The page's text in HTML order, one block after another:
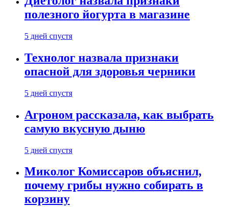
полезного йогурта в магазине
5 дней спустя
Технолог назвала признаки
опасной для здоровья черники
5 дней спустя
Агроном рассказала, как выбрать
самую вкусную дыню
5 дней спустя
Миколог Комиссаров объяснил,
почему грибы нужно собирать в
корзину